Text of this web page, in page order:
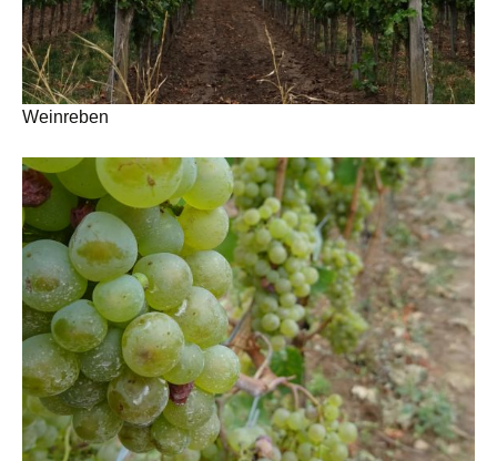
Weinreben